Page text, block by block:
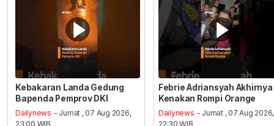
Kebakaran Landa Gedung
Bapenda Pemprov DKI
Dailynews - Jumat , 07 Aug 2026,
23:00 WIB
Febrie Adriansyah Akhirnya
Kenakan Rompi Orange
Dailynews - Jumat , 07 Aug 2026,
22:30 WIB